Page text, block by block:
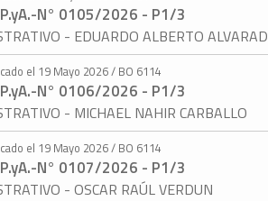
N° 0105/2026 - P1/3
- EDUARDO ALBERTO
el 19 Mayo 2026 / BO 6114
N° 0106/2026 - P1/3
- MICHAEL NAHIR CARBALLO
el 19 Mayo 2026 / BO 6114
N° 0107/2026 - P1/3
- OSCAR RAÚL VERDUN